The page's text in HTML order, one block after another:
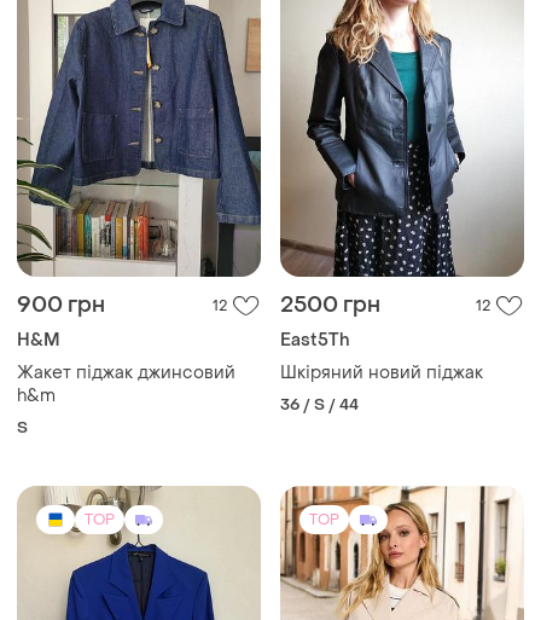
900 грн 12
H&M
Жакет піджак джинсовий
h&m
S
2500 грн 12
East5Th
Шкіряний новий піджак
36 / S / 44
TOP TOP